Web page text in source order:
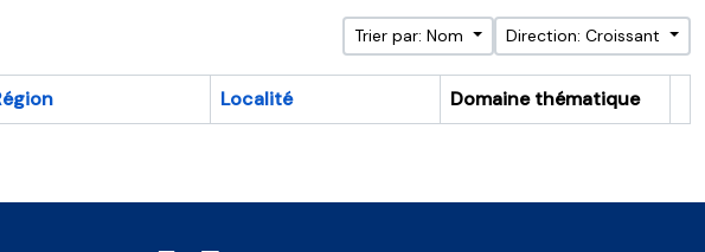
Trier par: Nom Direction: Croissant
Localité
Domaine thématique